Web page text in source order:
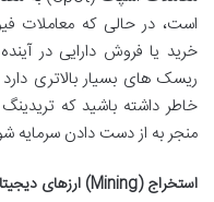
خرید یا فروش دارایی در
ریسک های بسیار بالاتری
خاطر داشته باشید که
منجر به از دست دادن سرمایه
استخراج (Mining) ارزهای دیجیتال: مشارکت در شبکه